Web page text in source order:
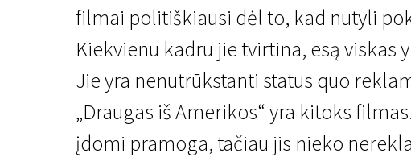
filmai politiškiausi dėl to, kad nutyli
Kiekvienu kadru jie tvirtina, esą viskas
Jie yra nenutrūkstanti status quo
„Draugas iš Amerikos“ yra kitoks
įdomi pramoga, tačiau jis nieko